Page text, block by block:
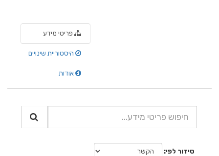
פריטי מידע
היסטוריית שינויים
אודות
סידור לפי